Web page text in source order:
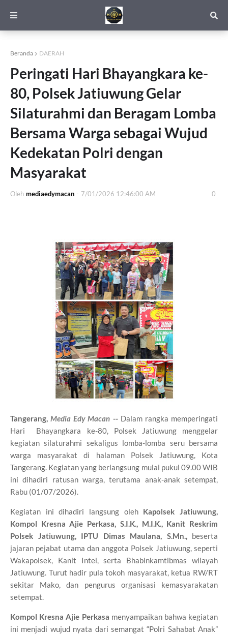
Beranda DAERAH
Peringati Hari Bhayangkara ke-
80, Polsek Jatiuwung Gelar
Silaturahmi dan Beragam Lomba
Bersama Warga sebagai Wujud
Kedekatan Polri dengan
Masyarakat
Oleh mediaedymacan - 7/01/2026 12:46:00 AM 0
Tangerang,Media Edy Macan -- Dalam rangka memperingati
Hari Bhayangkara ke-80, Polsek Jatiuwung menggelar
kegiatan silaturahmi sekaligus lomba-lomba seru bersama
warga masyarakat di halaman Polsek Jatiuwung, Kota
Tangerang. Kegiatan yang berlangsung mulai pukul 09.00 WIB
ini dihadiri ratusan warga, terutama anak-anak setempat,
Rabu (01/07/2026).
Kegiatan ini dihadiri langsung oleh Kapolsek Jatiuwung,
Kompol Kresna Ajie Perkasa, S.I.K., M.I.K., Kanit Reskrim
Polsek Jatiuwung, IPTU Dimas Maulana, S.Mn.,beserta
jajaran pejabat utama dan anggota Polsek Jatiuwung, seperti
Wakapolsek, Kanit Intel, serta Bhabinkamtibmas wilayah
Jatiuwung. Turut hadir pula tokoh masyarakat, ketua RW/RT
sekitar Mako, dan pengurus organisasi kemasyarakatan
setempat.
Kompol Kresna Ajie Perkasa menyampaikan bahwa kegiatan
ini menjadi wujud nyata dari semangat “Polri Sahabat Anak”